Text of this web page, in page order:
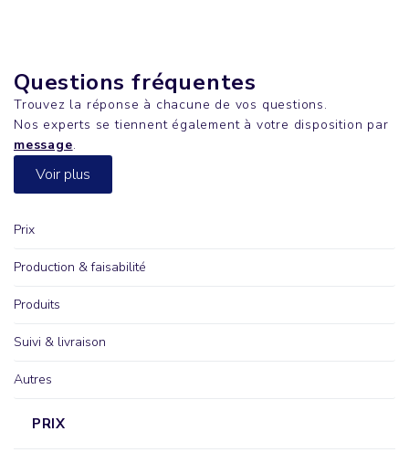
Questions fréquentes
Trouvez la réponse à chacune de vos questions.
Nos experts se tiennent également à votre disposition par
message.
Voir plus
Prix
Production & faisabilité
Produits
Suivi & livraison
Autres
PRIX